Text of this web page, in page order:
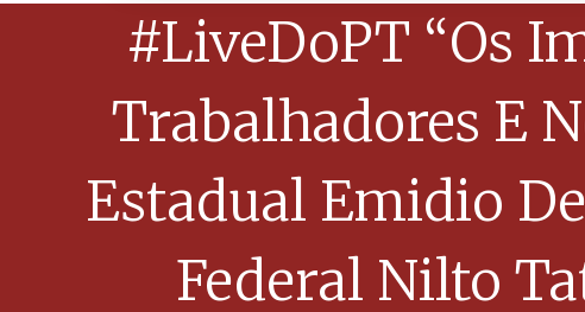
#LiveDoPT “Os
Trabalhadores E
Estadual Emidio
Federal Nilto